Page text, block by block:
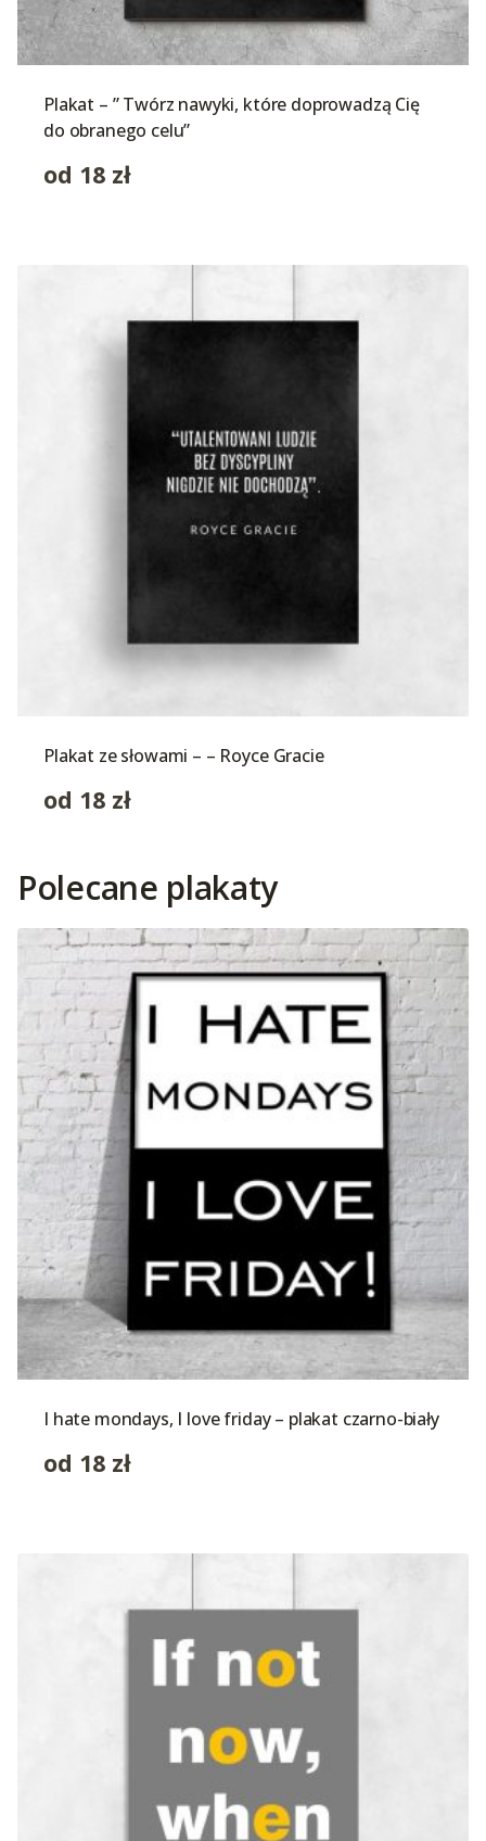
Plakat – ” Twórz nawyki, które doprowadzą Cię
do obranego celu”
od 18 zł
Plakat ze słowami – – Royce Gracie
od 18 zł
Polecane plakaty
I hate mondays, I love friday – plakat czarno-biały
od 18 zł